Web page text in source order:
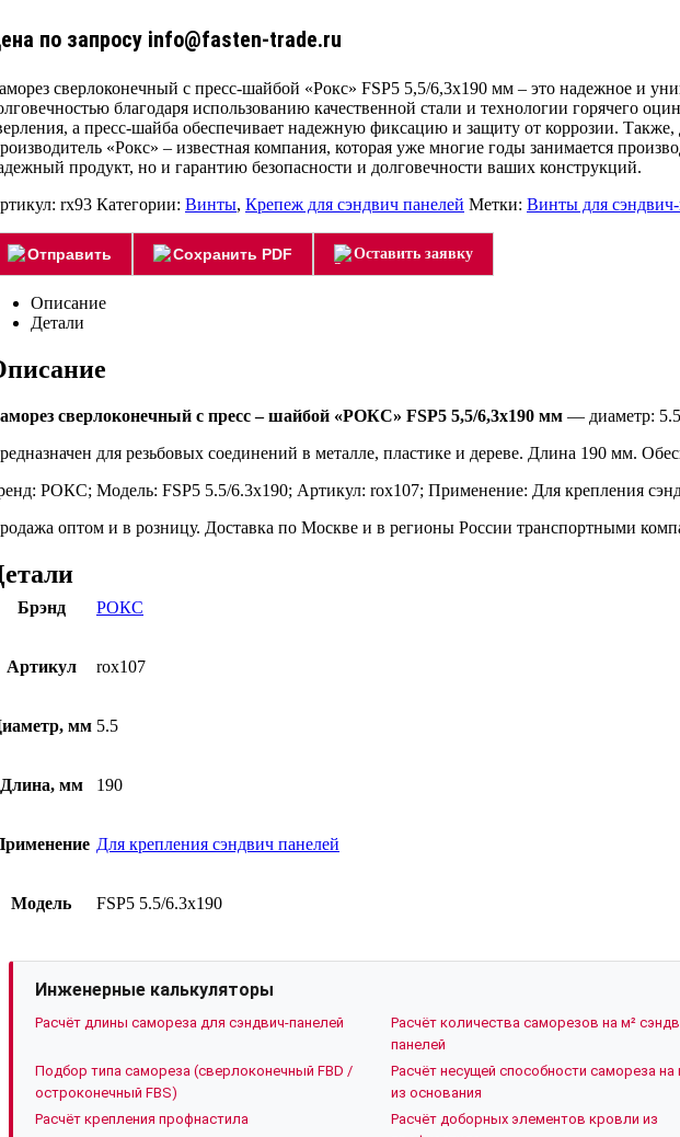
по запросу info@fasten-trade.ru
сверлоконечный с пресс-шайбой «Рокс» FSP5 5,5/6,3х190 мм – это надежное и
благодаря использованию качественной стали и технологии горячего
а пресс-шайба обеспечивает надежную фиксацию и защиту от коррозии.
«Рокс» – известная компания, которая уже многие годы занимается
продукт, но и гарантию безопасности и долговечности ваших конструкций.
rx93 Категории: Винты, Крепеж для сэндвич панелей Метки: Винты для
Отправить Сохранить PDF Оставить заявку
Описание
Детали
сверлоконечный с пресс – шайбой «РОКС» FSP5 5,5/6,3х190 мм — диаметр:
для резьбовых соединений в металле, пластике и дереве. Длина 190 мм.
РОКС; Модель: FSP5 5.5/6.3х190; Артикул: rox107; Применение: Для крепления
оптом и в розницу. Доставка по Москве и в регионы России транспортными
Брэнд РОКС
Артикул rox107
мм 5.5
Длина, мм 190
Для крепления сэндвич панелей
Модель FSP5 5.5/6.3х190
Инженерные калькуляторы
Расчёт длины самореза для сэндвич-панелей
Расчёт количества саморезов на м²
панелей
Подбор типа самореза (сверлоконечный FBD /
остроконечный FBS)
Расчёт несущей способности самореза
из основания
Расчёт крепления профнастила
Расчёт доборных элементов кровли из